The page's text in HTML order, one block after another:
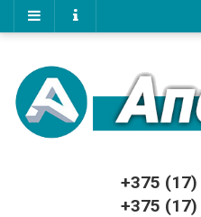
+375 (17)
+375 (17)